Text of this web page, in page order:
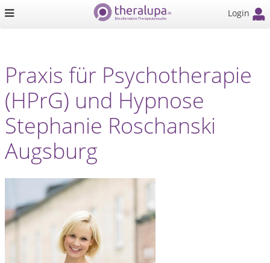
Login
Praxis für Psychotherapie
(HPrG) und Hypnose
Stephanie Roschanski
Augsburg